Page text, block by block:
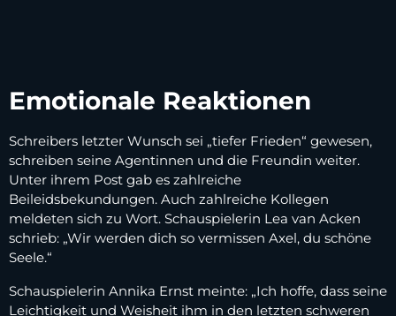
Emotionale Reaktionen
Schreibers letzter Wunsch sei „tiefer Frieden“ gewesen,
schreiben seine Agentinnen und die Freundin weiter.
Unter ihrem Post gab es zahlreiche
Beileidsbekundungen. Auch zahlreiche Kollegen
meldeten sich zu Wort. Schauspielerin Lea van Acken
schrieb: „Wir werden dich so vermissen Axel, du schöne
Seele.“
Schauspielerin Annika Ernst meinte: „Ich hoffe, dass seine
Leichtigkeit und Weisheit ihm in den letzten schweren